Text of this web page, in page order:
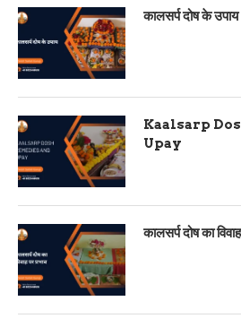
कालसर्प दोष के उपाय
Kaalsarp
Upay
कालसर्प दोष का